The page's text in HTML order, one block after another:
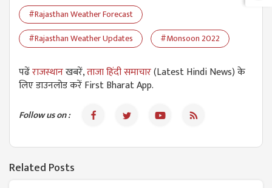
#Rajasthan Weather Forecast
#Rajasthan Weather Updates
#Monsoon 2022
पढेंराजस्थानखबरें,ताजा हिंदी समाचार(Latest Hindi News) के
लिए डाउनलोड करें First Bharat App.
Follow us on :
Related Posts